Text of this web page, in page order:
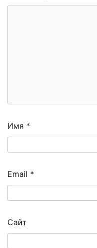
Имя *
Email *
Сайт